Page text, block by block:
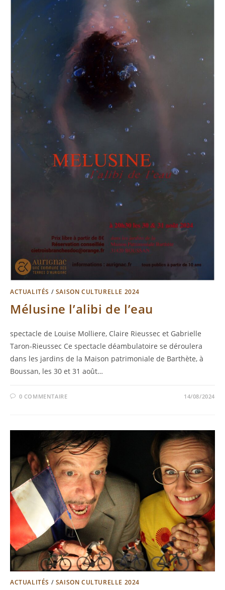
ACTUALITÉS / SAISON CULTURELLE 2024
Mélusine l’alibi de l’eau
spectacle de Louise Molliere, Claire Rieussec et Gabrielle
Taron-Rieussec Ce spectacle déambulatoire se déroulera
dans les jardins de la Maison patrimoniale de Barthète, à
Boussan, les 30 et 31 août…
0 COMMENTAIRE 14/08/2024
ACTUALITÉS / SAISON CULTURELLE 2024